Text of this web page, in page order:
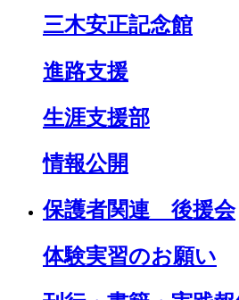
三木安正記念館
進路支援
生涯支援部
情報公開
保護者関連 後援会
体験実習のお願い